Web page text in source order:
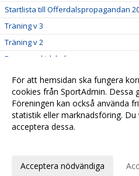
Startlista till Offerdalspropagandan
Träning v 3
Träning v 2
Barnens skidskola
Nyhet!
Träning 2022 - 2023
Välkomna till Offerdals SK
inställningar
Webbversion
För att hemsidan ska fungera
cookies från SportAdmin. Dessa
Föreningen kan också använda
statistik eller marknadsföring.
acceptera dessa.
Acceptera nödvändiga